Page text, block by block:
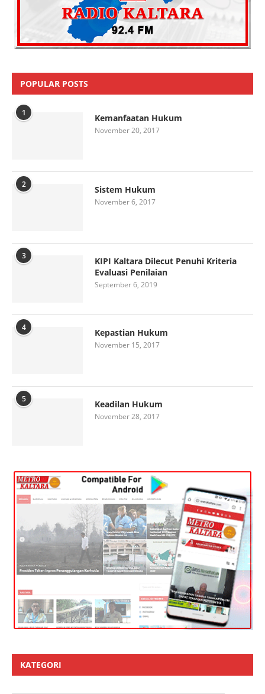
POPULAR POSTS
1 Kemanfaatan Hukum
November 20, 2017
2 Sistem Hukum
November 6, 2017
3
KIPI Kaltara Dilecut Penuhi Kriteria
Evaluasi Penilaian
September 6, 2019
4 Kepastian Hukum
November 15, 2017
5 Keadilan Hukum
November 28, 2017
KATEGORI